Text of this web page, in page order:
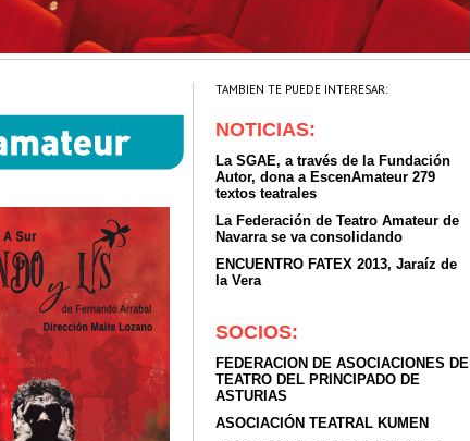
TAMBIEN TE PUEDE INTERESAR:
NOTICIAS:
La SGAE, a través de la Fundación
Autor, dona a EscenAmateur 279
textos teatrales
La Federación de Teatro Amateur de
Navarra se va consolidando
ENCUENTRO FATEX 2013, Jaraíz de
la Vera
SOCIOS:
FEDERACION DE ASOCIACIONES DE
TEATRO DEL PRINCIPADO DE
ASTURIAS
ASOCIACIÓN TEATRAL KUMEN